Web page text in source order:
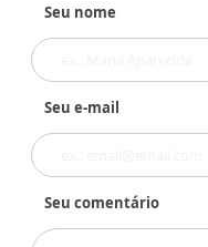
Seu nome
Seu e-mail
Seu comentário